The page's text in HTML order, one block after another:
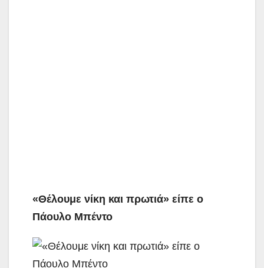
«Θέλουμε νίκη και πρωτιά» είπε ο
Πάουλο Μπέντο